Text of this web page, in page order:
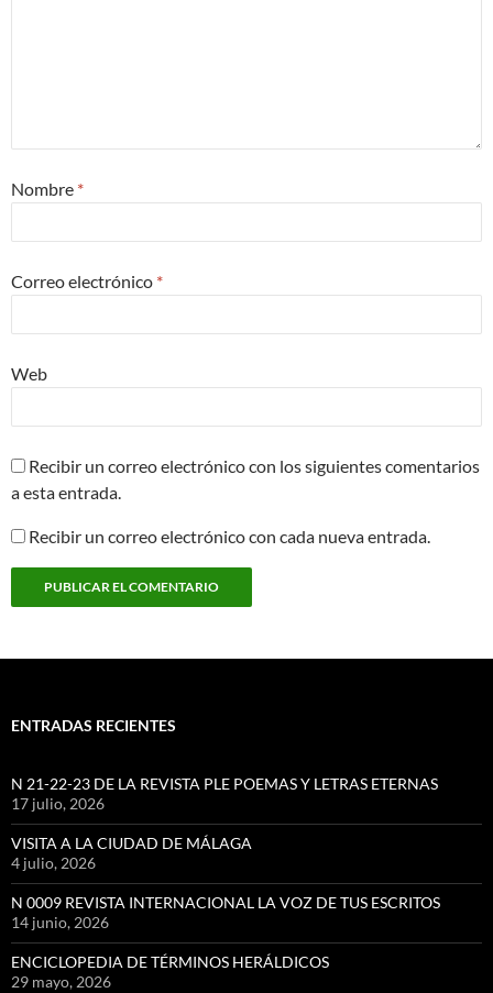
Nombre *
Correo electrónico *
Web
Recibir un correo electrónico con los siguientes comentarios
a esta entrada.
Recibir un correo electrónico con cada nueva entrada.
ENTRADAS RECIENTES
N 21-22-23 DE LA REVISTA PLE POEMAS Y LETRAS ETERNAS
17 julio, 2026
VISITA A LA CIUDAD DE MÁLAGA
4 julio, 2026
N 0009 REVISTA INTERNACIONAL LA VOZ DE TUS ESCRITOS
14 junio, 2026
ENCICLOPEDIA DE TÉRMINOS HERÁLDICOS
29 mayo, 2026